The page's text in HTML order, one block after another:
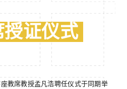
授证仪式
教席教授孟凡浩聘任仪式于同期举